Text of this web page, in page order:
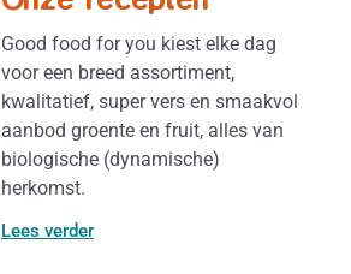
Good food for you kiest elke dag
voor een breed assortiment,
kwalitatief, super vers en smaakvol
aanbod groente en fruit, alles van
biologische (dynamische)
herkomst.
Lees verder